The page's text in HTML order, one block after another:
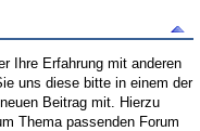
Ihre Erfahrung mit anderen
uns diese bitte in einem der
Beitrag mit. Hierzu
Thema passenden Forum